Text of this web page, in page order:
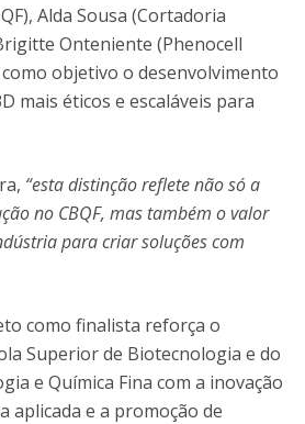
Alda Sousa (Cortadoria
Onteniente (Phenocell
como objetivo o desenvolvimento
mais éticos e escaláveis para
“esta distinção reflete não só a
no CBQF, mas também o valor
para criar soluções com
como finalista reforça o
Superior de Biotecnologia e do
e Química Fina com a inovação
aplicada e a promoção de